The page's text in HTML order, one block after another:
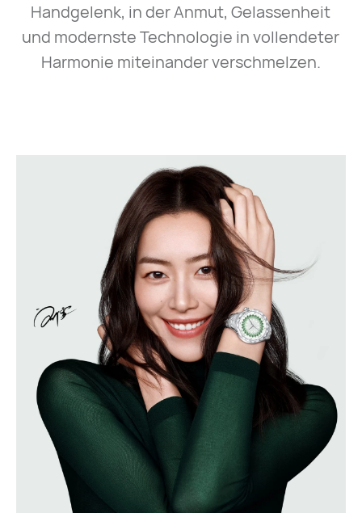
Handgelenk, in der Anmut, Gelassenheit
und modernste Technologie in vollendeter
Harmonie miteinander verschmelzen.